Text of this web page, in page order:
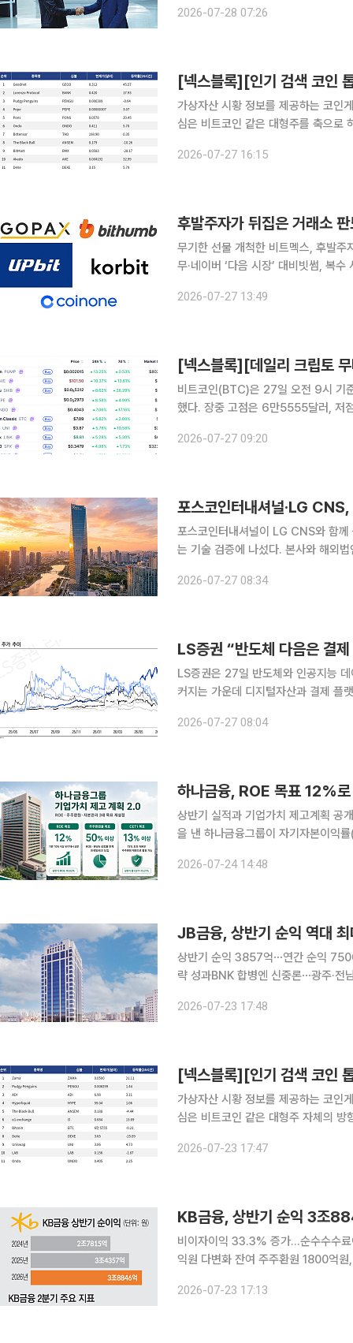
투자 완료 시 엔비디아는 네이버 지
2026-07-28 07:26
가상자산 시황 정보를 제공하는 코
심은 비트코인 같은 대형주를 축으로
올랐고 가격은 6만5377달러를 기록
2026-07-27 16:15
후발주자가 뒤집은 거래소
무기한 선물 개척한 비트멕스, 후발
무·네이버 ‘다음 시장’ 대비빗썸, 복수 사업
결정했다. 국내에서도 후발주자로 출
2026-07-27 13:49
비트코인(BTC)은 27일 오전 9시 기
했다. 장중 고점은 6만5555달러, 저
2026-07-27 09:20
포스코인터내셔널·LG
포스코인터내셔널이 LG CNS와 함
는 기술 검증에 나섰다. 본사와 해외
코인터내셔널은 실제 글로벌 거래 환
2026-07-27 08:34
LS증권 “반도체 다음은 결
LS증권은 27일 반도체와 인공지능
커지는 가운데 디지털자산과 결제 플
이다. 이날 LS증권 ‘결제 플랫폼:
2026-07-27 08:04
하나금융, ROE 목표 12%
상반기 실적과 기업가치 제고계획 공개CET1
을 낸 하나금융그룹이 자기자본이익
지속적인 ROE 제고와 함께 기업가치
2026-07-24 14:48
JB금융, 상반기 순익 역대
상반기 순익 3857억⋯연간 순익
략 성과BNK 합병엔 신중론⋯광주·전남 반도체 금융 TF 가
간 가운데 사상 최대 규모의 분기배당
2026-07-23 17:48
가상자산 시황 정보를 제공하는 코
심은 비트코인 같은 대형주 자체의
하이퍼리퀴드와 41위 Ondo가 동시
2026-07-23 17:47
KB금융, 상반기 순익 3조
비이자이익 33.3% 증가…순수수수
익원 다변화 잔여 주주환원 1800억원, 추가 자사주·결
유지된 가운데 자본시장 호조로 수수
2026-07-23 17:13